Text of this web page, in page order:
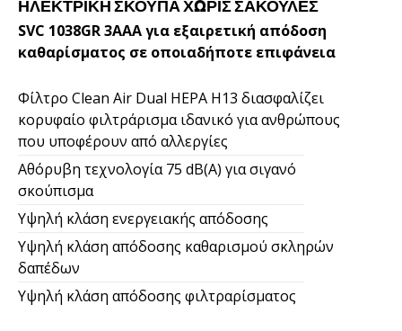
ΗΛΕΚΤΡΙΚΉ ΣΚΟΎΠΑ ΧΩΡΊΣ ΣΑΚΟΎΛΕΣ
SVC 1038GR 3AAA για εξαιρετική απόδοση
καθαρίσματος σε οποιαδήποτε επιφάνεια
Φίλτρο Clean Air Dual HEPA H13 διασφαλίζει
κορυφαίο φιλτράρισμα ιδανικό για ανθρώπους
που υποφέρουν από αλλεργίες
Αθόρυβη τεχνολογία 75 dB(A) για σιγανό
σκούπισμα
Υψηλή κλάση ενεργειακής απόδοσης
Υψηλή κλάση απόδοσης καθαρισμού σκληρών
δαπέδων
Υψηλή κλάση απόδοσης φιλτραρίσματος